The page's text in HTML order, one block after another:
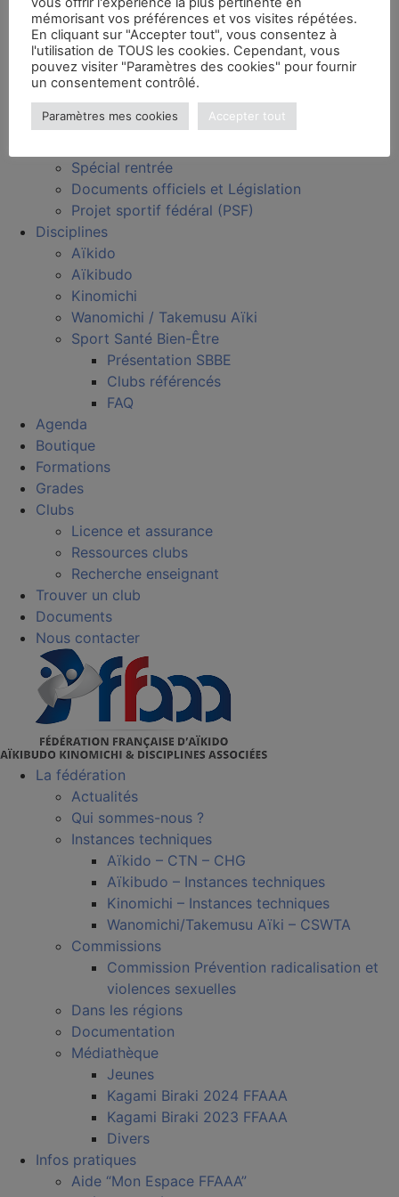
Kagami Biraki 2024 FFAAA
Kagami Biraki 2023 FFAAA
Divers
Infos pratiques
AIDE – Mon espace FFAAA
Aide – Espace licencié
Spécial rentrée
Documents officiels et Législation
Projet sportif fédéral (PSF)
Disciplines
Aïkido
Aïkibudo
Kinomichi
Wanomichi / Takemusu Aïki
Sport Santé Bien-Être
Présentation SBBE
Clubs référencés
FAQ
Agenda
Boutique
Formations
Grades
Clubs
Licence et assurance
Ressources clubs
Recherche enseignant
Trouver un club
Documents
Nous contacter
La fédération
Actualités
Qui sommes-nous ?
Instances techniques
Aïkido – CTN – CHG
Aïkibudo – Instances techniques
Kinomichi – Instances techniques
Wanomichi/Takemusu Aïki – CSWTA
Commissions
Commission Prévention radicalisation et
violences sexuelles
Dans les régions
Documentation
Médiathèque
Jeunes
Kagami Biraki 2024 FFAAA
Kagami Biraki 2023 FFAAA
Divers
Infos pratiques
Aide “Mon Espace FFAAA”
mémorisant vos préférences et vos visites répétées.
En cliquant sur "Accepter tout", vous consentez à
l'utilisation de TOUS les cookies. Cependant, vous
pouvez visiter "Paramètres des cookies" pour fournir
un consentement contrôlé.
Paramètres mes cookies Accepter tout